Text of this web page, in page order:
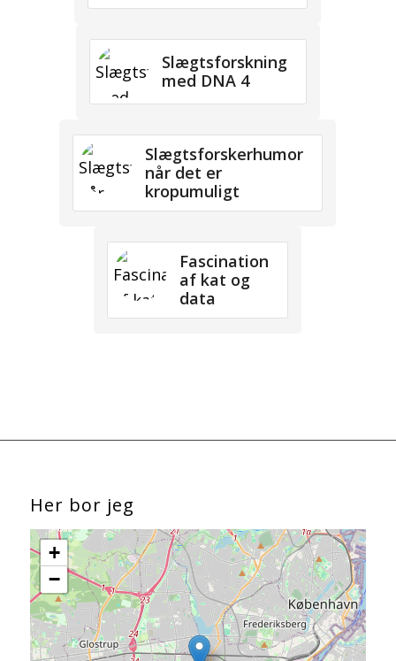
Slægtsforskning
med DNA 4
Slægtsforskerhumor
når det er
kropumuligt
Fascination
af kat og
data
Her bor jeg
+
−